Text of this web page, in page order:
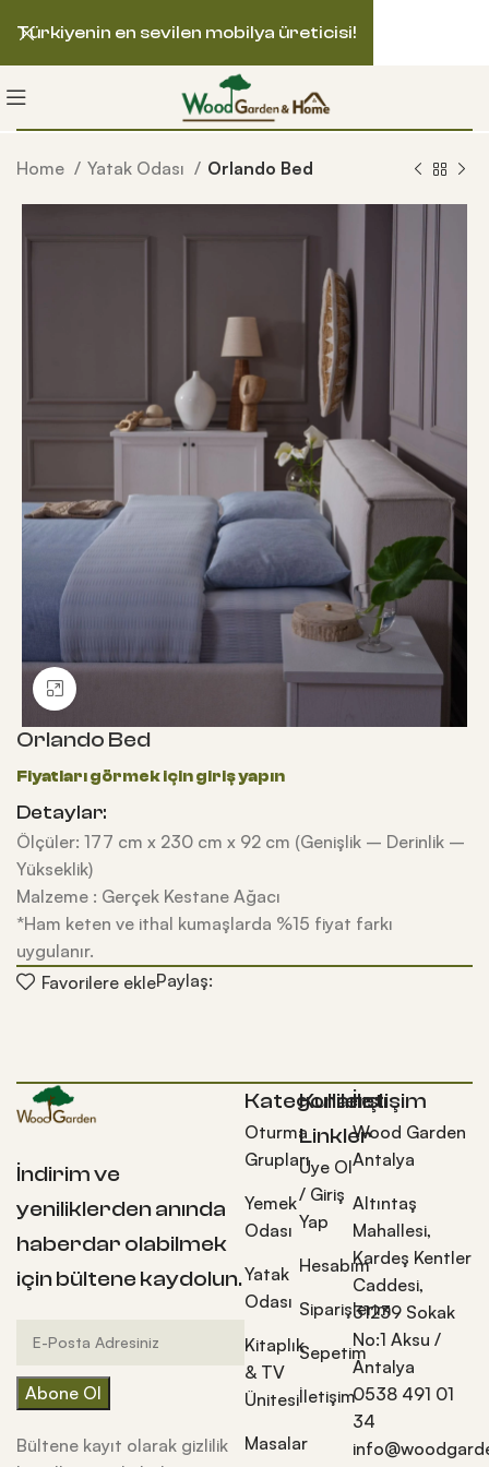
Home Yatak Odası Orlando Bed
Orlando Bed
Detaylar:
Ölçüler: 177 cm x 230 cm x 92 cm (Genişlik – Derinlik –
Yükseklik)
Malzeme : Gerçek Kestane Ağacı
*Ham keten ve ithal kumaşlarda %15 fiyat farkı
uygulanır.
Favorilere eklePaylaş:
İndirim ve
yeniliklerden anında
haberdar olabilmek
için bültene kaydolun.
Bültene kayıt olarak gizlilik
Kategoriler
Oturma
Grupları
Yemek
Odası
Yatak
Odası
Kitaplık
& TV
Ünitesi
Masalar
Kullanışlı
Linkler
Üye Ol
/ Giriş
Yap
Hesabım
Siparişlerim
Sepetim
İletişim
İletişim
Wood Garden
Antalya
Altıntaş
Mahallesi,
Kardeş Kentler
Caddesi,
31239 Sokak
No:1 Aksu /
Antalya
0538 491 01
34
Türkiyenin en sevilen mobilya üreticisi!